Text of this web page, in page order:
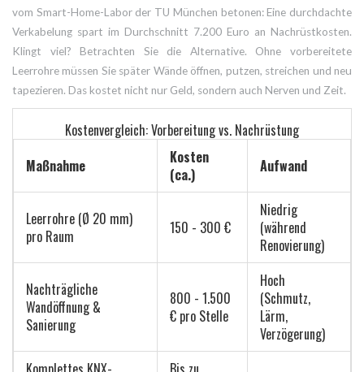
vom Smart-Home-Labor der TU München betonen: Eine durchdachte
Verkabelung spart im Durchschnitt 7.200 Euro an Nachrüstkosten.
Klingt viel? Betrachten Sie die Alternative. Ohne vorbereitete
Leerrohre müssen Sie später Wände öffnen, putzen, streichen und neu
tapezieren. Das kostet nicht nur Geld, sondern auch Nerven und Zeit.
Kostenvergleich: Vorbereitung vs. Nachrüstung
Maßnahme
Kosten
(ca.)
Aufwand
Leerrohre (Ø 20 mm)
pro Raum
150 - 300 €
Niedrig
(während
Renovierung)
Nachträgliche
Wandöffnung &
Sanierung
800 - 1.500
€ pro Stelle
Hoch
(Schmutz,
Lärm,
Verzögerung)